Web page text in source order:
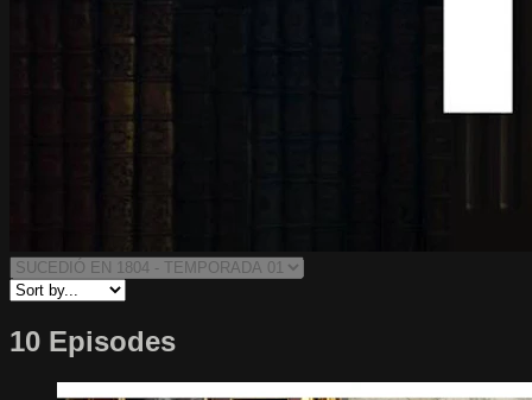
10 Episodes